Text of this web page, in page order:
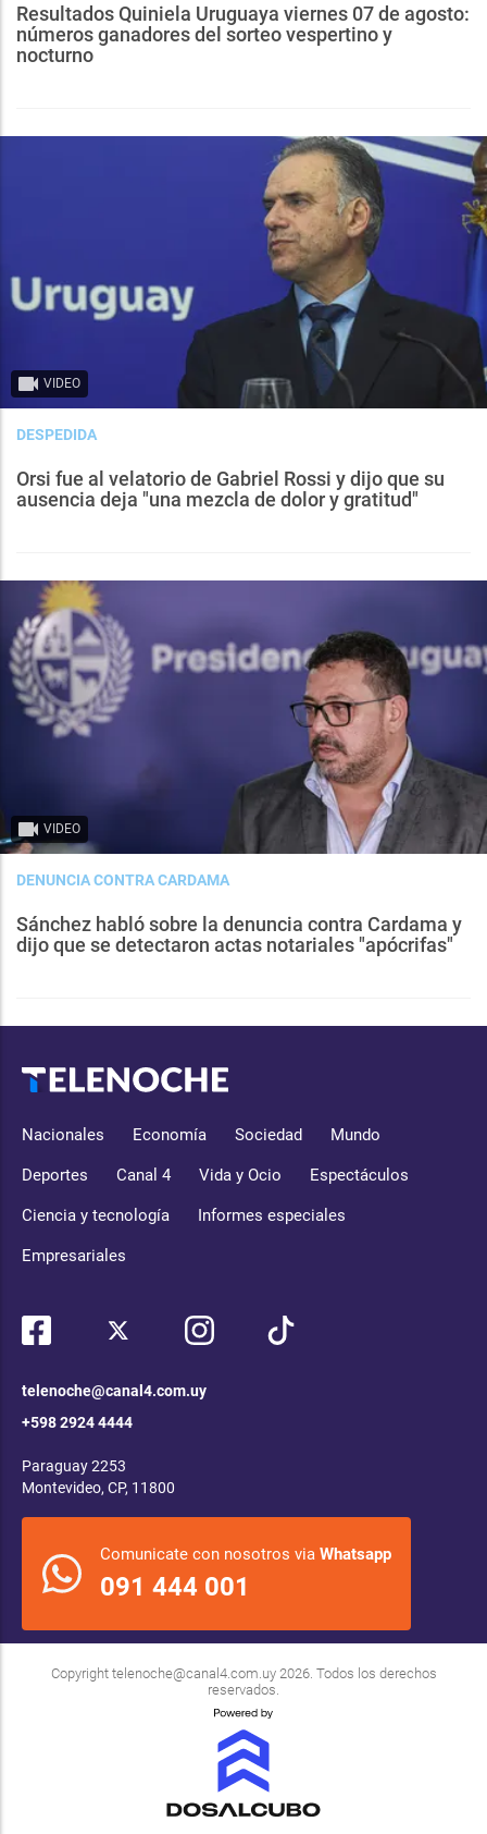
Resultados Quiniela Uruguaya viernes 07 de agosto:
números ganadores del sorteo vespertino y
nocturno
VIDEO
DESPEDIDA
Orsi fue al velatorio de Gabriel Rossi y dijo que su
ausencia deja "una mezcla de dolor y gratitud"
VIDEO
DENUNCIA CONTRA CARDAMA
Sánchez habló sobre la denuncia contra Cardama y
dijo que se detectaron actas notariales "apócrifas"
Nacionales Economía Sociedad Mundo
Deportes Canal 4 Vida y Ocio Espectáculos
Ciencia y tecnología Informes especiales
Empresariales
telenoche@canal4.com.uy
+598 2924 4444
Paraguay 2253
Montevideo, CP, 11800
Comunicate con nosotros via Whatsapp
091 444 001
Copyright telenoche@canal4.com.uy2026. Todos los derechos
reservados.